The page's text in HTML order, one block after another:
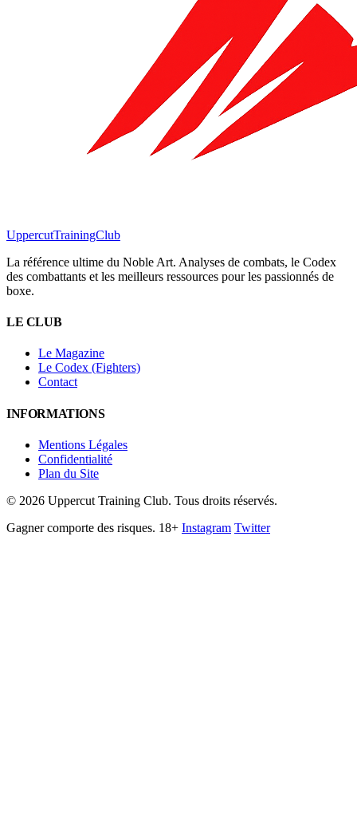
UppercutTrainingClub
La référence ultime du Noble Art. Analyses de combats, le Codex
des combattants et les meilleurs ressources pour les passionnés de
boxe.
LE CLUB
Le Magazine
Le Codex (Fighters)
Contact
INFORMATIONS
Mentions Légales
Confidentialité
Plan du Site
© 2026 Uppercut Training Club. Tous droits réservés.
Gagner comporte des risques. 18+ Instagram Twitter